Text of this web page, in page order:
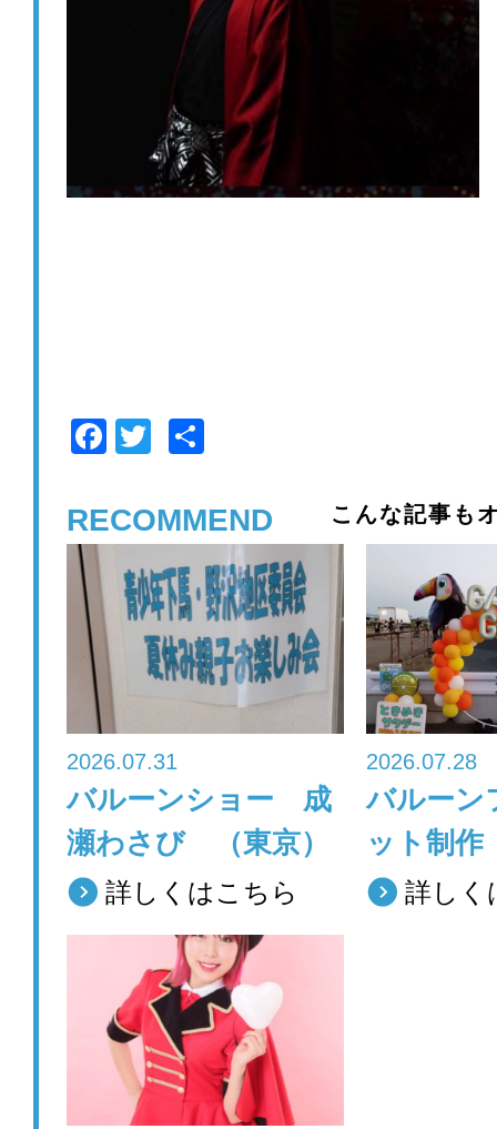
F
c
e
b
o
k
tt
er
RECOMMEND こんな記事も
2026.07.31
バルーンショー 成
瀬わさび （東京）
詳しくはこちら
2026.07.28
バルーン
ット制
詳しく